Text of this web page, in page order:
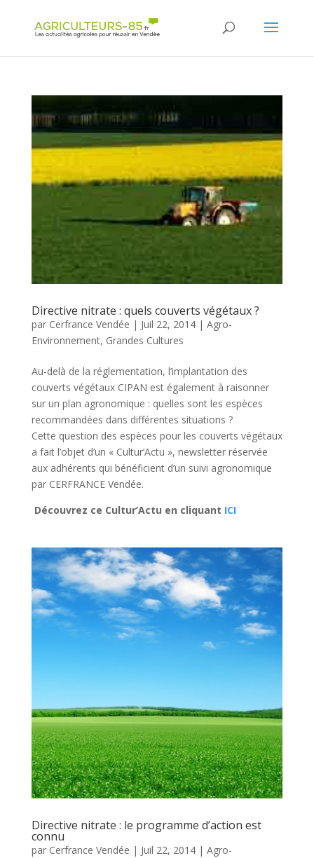
Directive nitrate : quels couverts végétaux ?
par Cerfrance Vendée | Juil 22, 2014| Agro-
Environnement, Grandes Cultures
Au-delà de la réglementation, l’implantation des
couverts végétaux CIPAN est également à raisonner
sur un plan agronomique : quelles sont les espèces
recommandées dans différentes situations ?
Cette question des espèces pour les couverts végétaux
a fait l’objet d’un « Cultur’Actu », newsletter réservée
aux adhérents qui bénéficient d’un suivi agronomique
par CERFRANCE Vendée.
Découvrez ce Cultur’Actu en cliquant ICI
Directive nitrate : le programme d’action est
connu
par Cerfrance Vendée | Juil 22, 2014| Agro-